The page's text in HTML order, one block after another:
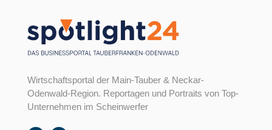
Wirtschaftsportal der Main-Tauber & Neckar-
Odenwald-Region. Reportagen und Portraits von Top-
Unternehmen im Scheinwerfer